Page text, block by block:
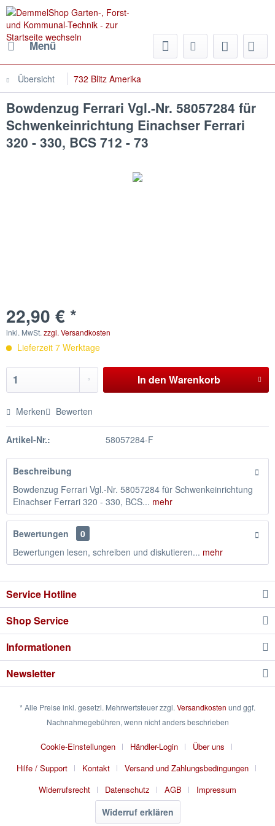
Menü
Übersicht 732 Blitz Amerika
Bowdenzug Ferrari Vgl.-Nr. 58057284 für
Schwenkeinrichtung Einachser Ferrari
320 - 330, BCS 712 - 73
22,90 € *
inkl. MwSt. zzgl. Versandkosten
Lieferzeit 7 Werktage
In den Warenkorb
Merken Bewerten
Artikel-Nr.: 58057284-F
Beschreibung
Bowdenzug Ferrari Vgl.-Nr. 58057284 für Schwenkeinrichtung
Einachser Ferrari 320 - 330, BCS... mehr
Bewertungen
0
Bewertungen lesen, schreiben und diskutieren... mehr
Service Hotline
Shop Service
Informationen
Newsletter
* Alle Preise inkl. gesetzl. Mehrwertsteuer zzgl. Versandkosten und ggf.
Nachnahmegebühren, wenn nicht anders beschrieben
Cookie-Einstellungen Händler-Login
Über uns
Hilfe / Support
Kontakt
Versand und Zahlungsbedingungen
Widerrufsrecht
Datenschutz AGB Impressum
Widerruf erklären